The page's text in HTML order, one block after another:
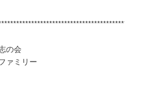
の会
ァミリー